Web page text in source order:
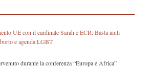
UE con il cardinale Sarah e ECR: Basta aiuti
e agenda LGBT
durante la conferenza “Europa e Africa”